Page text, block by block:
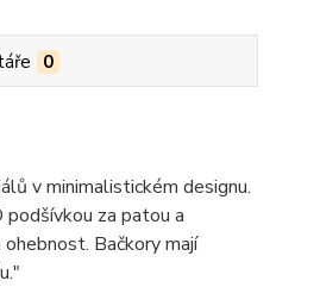
0
v minimalistickém designu.
podšívkou za patou a
Bačkory mají